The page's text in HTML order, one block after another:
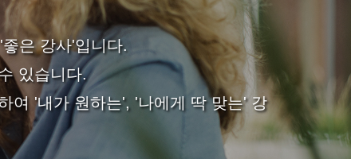
은 강사'입니다.
있습니다.
여 '내가 원하는', '나에게 딱 맞는' 강